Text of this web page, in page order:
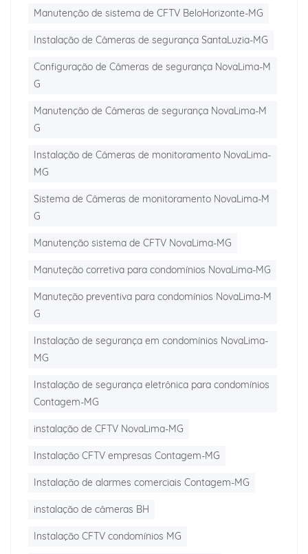
Manutenção de sistema de CFTV BeloHorizonte-MG
Instalação de Câmeras de segurança SantaLuzia-MG
Configuração de Câmeras de segurança NovaLima-M
G
Manutenção de Câmeras de segurança NovaLima-M
G
Instalação de Câmeras de monitoramento NovaLima-
MG
Sistema de Câmeras de monitoramento NovaLima-M
G
Manutenção sistema de CFTV NovaLima-MG
Manuteção corretiva para condomínios NovaLima-MG
Manuteção preventiva para condomínios NovaLima-M
G
Instalação de segurança em condomínios NovaLima-
MG
Instalação de segurança eletrônica para condomínios
Contagem-MG
instalação de CFTV NovaLima-MG
Instalação CFTV empresas Contagem-MG
Instalação de alarmes comerciais Contagem-MG
instalação de câmeras BH
Instalação CFTV condomínios MG